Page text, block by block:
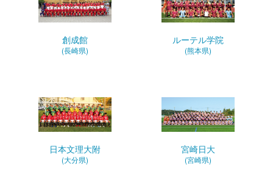
創成館
(長崎県)
ルーテル学院
(熊本県)
日本文理大附
(大分県)
宮崎日大
(宮崎県)